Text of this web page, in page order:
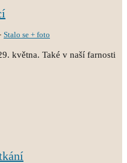
Stalo se + foto
května. Také v naší farnosti